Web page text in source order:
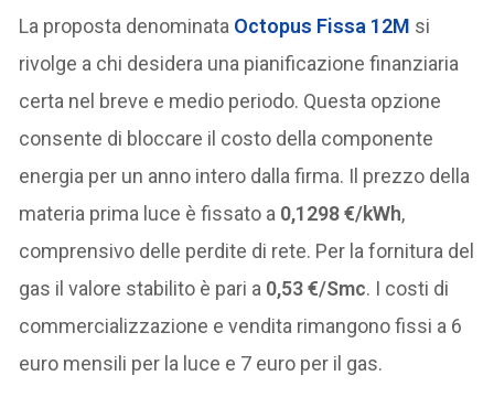
La proposta denominata Octopus Fissa 12M si
rivolge a chi desidera una pianificazione finanziaria
certa nel breve e medio periodo. Questa opzione
consente di bloccare il costo della componente
energia per un anno intero dalla firma. Il prezzo della
materia prima luce è fissato a 0,1298 €/kWh,
comprensivo delle perdite di rete. Per la fornitura del
gas il valore stabilito è pari a 0,53 €/Smc. I costi di
commercializzazione e vendita rimangono fissi a 6
euro mensili per la luce e 7 euro per il gas.